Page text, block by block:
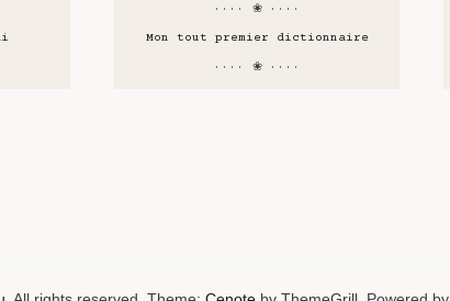
···· ❀ ····
Mon tout premier dictionnaire
···· ❀ ····